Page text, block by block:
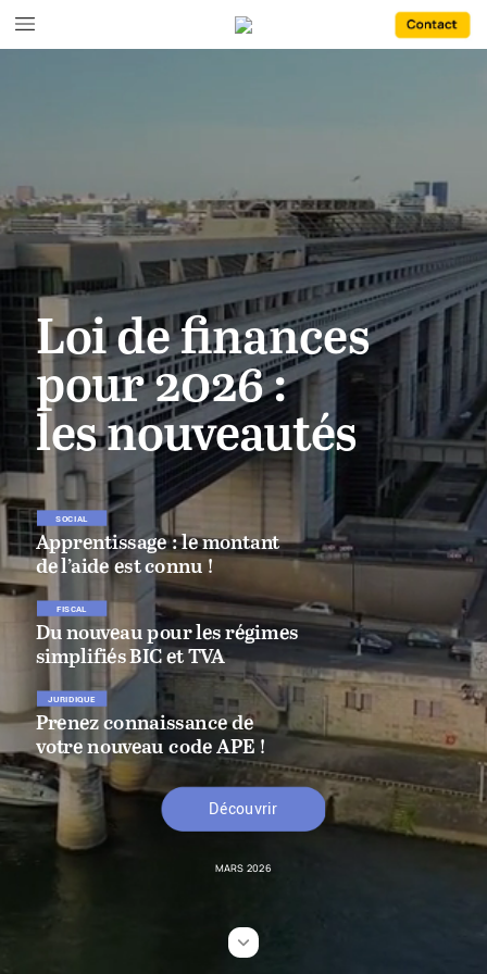
Loidefinances
pour 2026 :
lesnouveautés
MARS 2026
Apprentissage :lemontant
del’aide estconnu !
SOCIAL
Du nouveau pourles régimes
simplifiésBICetTVA
FISCAL
Prenez connaissancede
votre nouveau codeAPE !
JURIDIQUE
Découvrir